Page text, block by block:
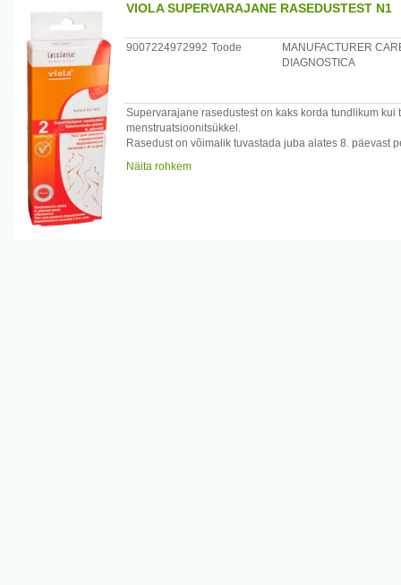
VIOLA SUPERVARAJANE RASEDUSTEST N1
9007224972992 Toode
MANUFACTURER
DIAGNOSTICA
Supervarajane rasedustest on kaks korda tundlikum
menstruatsioonitsükkel.
Rasedust on võimalik tuvastada juba alates 8. päevast
kõrgem. Esmase hommikuse uriiniga tehtav test annab
Näita rohkem